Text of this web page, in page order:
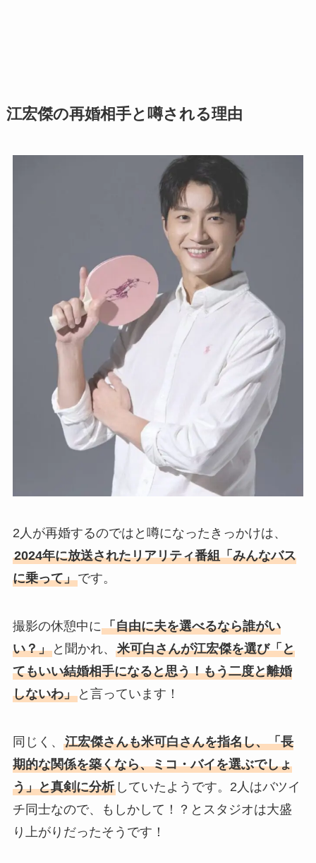
江宏傑の再婚相手と噂される理由
2人が再婚するのではと噂になったきっかけは、
2024年に放送されたリアリティ番組「みんなバス
に乗って」です。
撮影の休憩中に「自由に夫を選べるなら誰がい
い？」と聞かれ、 米可白さんが江宏傑を選び「と
てもいい結婚相手になると思う！もう二度と離婚
しないわ」と言っています！
同じく、 江宏傑さんも米可白さんを指名し、「長
期的な関係を築くなら、ミコ・バイを選ぶでしょ
う」と真剣に分析していたようです。2人はバツイ
チ同士なので、もしかして！？とスタジオは大盛
り上がりだったそうです！